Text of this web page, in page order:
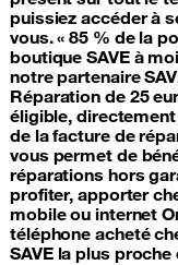
puissiez accéder à
vous. « 85 % de la
boutique SAVE à
notre partenaire
Réparation de 25
éligible,
de la facture de
vous permet de
réparations hors
profiter, apporter
mobile ou internet
téléphone acheté
SAVE la plus